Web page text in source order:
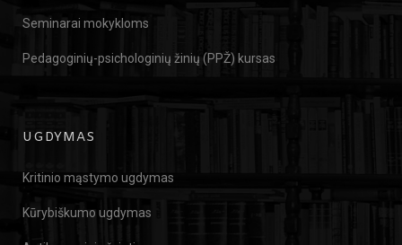
Seminarai mokykloms
Pedagoginių-psichologinių žinių (PPŽ) kursas
UGDYMAS
Kritinio mąstymo ugdymas
Kūrybiškumo ugdymas